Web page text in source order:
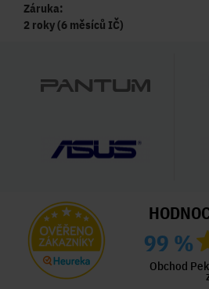
Záruka:
2 roky (6 měsíců IČ)
99 %
Obchod